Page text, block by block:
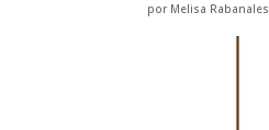
por Melisa Rabanales